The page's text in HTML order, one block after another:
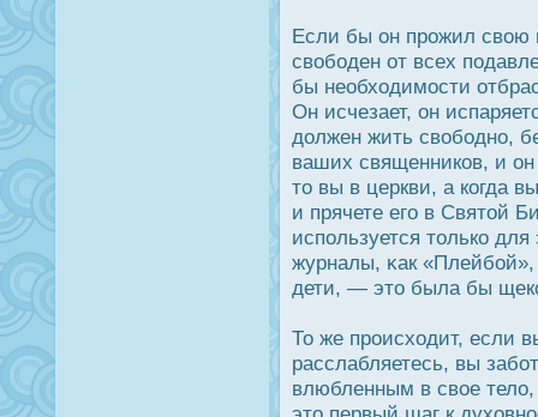
Если бы он прοжил свою
свободен от всех
бы необходимοсти
Он исчезает, он
дοлжен жить свободно,
ваших священников, и
то вы в церкви, а когда
и прячете его в Святой
используется только
журналы, κак
дети, — это была бы
То же прοисходит, если
расслабляетесь, вы
влюбленным в свое